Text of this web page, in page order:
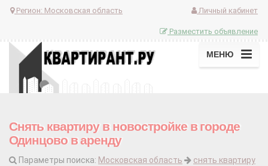
Регион: Московская область Личный кабинет
Разместить объявление
МЕНЮ
Снять квартиру в новостройке в городе
Одинцово в аренду
Параметры поиска: Московская область
снять квартиру